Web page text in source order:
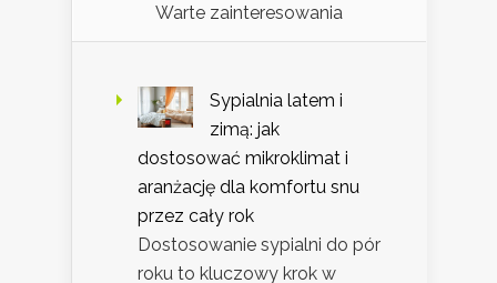
Warte zainteresowania
Sypialnia latem i
zimą: jak
dostosować mikroklimat i
aranżację dla komfortu snu
przez cały rok
Dostosowanie sypialni do pór
roku to kluczowy krok w